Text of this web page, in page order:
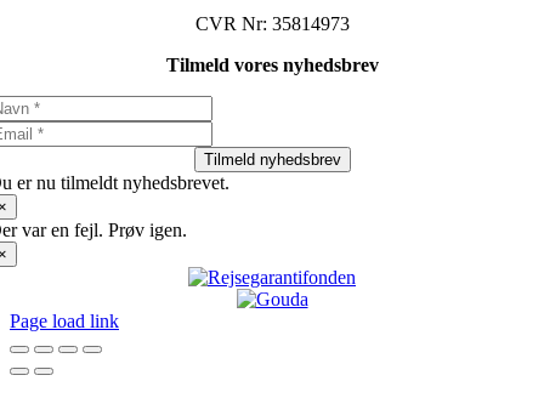
CVR Nr: 35814973
Tilmeld vores nyhedsbrev
Tilmeld nyhedsbrev
er nu tilmeldt nyhedsbrevet.
var en fejl. Prøv igen.
Page load link